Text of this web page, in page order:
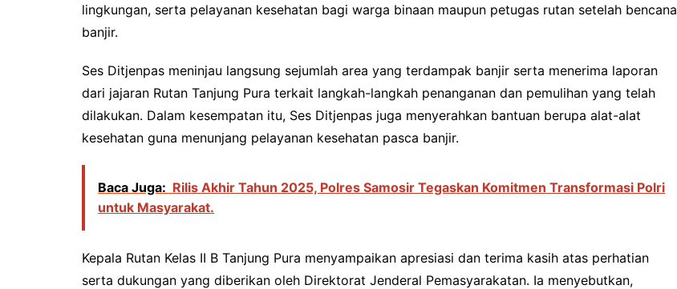
lingkungan, serta pelayanan kesehatan bagi warga binaan maupun petugas rutan setelah bencana
banjir.
Ses Ditjenpas meninjau langsung sejumlah area yang terdampak banjir serta menerima laporan
dari jajaran Rutan Tanjung Pura terkait langkah-langkah penanganan dan pemulihan yang telah
dilakukan. Dalam kesempatan itu, Ses Ditjenpas juga menyerahkan bantuan berupa alat-alat
kesehatan guna menunjang pelayanan kesehatan pasca banjir.
Baca Juga: Rilis Akhir Tahun 2025, Polres Samosir Tegaskan Komitmen Transformasi Polri
untuk Masyarakat.
Kepala Rutan Kelas II B Tanjung Pura menyampaikan apresiasi dan terima kasih atas perhatian
serta dukungan yang diberikan oleh Direktorat Jenderal Pemasyarakatan. Ia menyebutkan,